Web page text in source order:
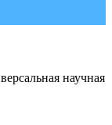
научная